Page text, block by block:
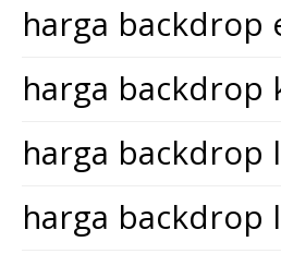
harga backdrop
harga backdrop
harga backdrop
harga backdrop